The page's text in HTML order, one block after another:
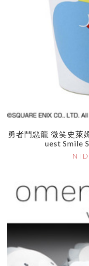
勇者鬥惡龍 微笑史萊
Uest Smile